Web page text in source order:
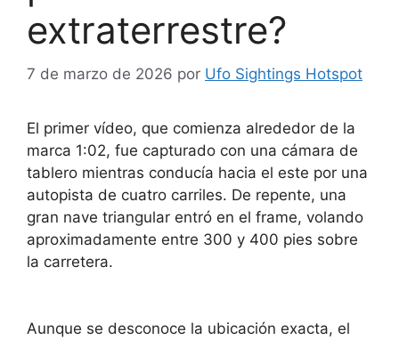
extraterrestre?
7 de marzo de 2026 por Ufo Sightings Hotspot
El primer vídeo, que comienza alrededor de la
marca 1:02, fue capturado con una cámara de
tablero mientras conducía hacia el este por una
autopista de cuatro carriles. De repente, una
gran nave triangular entró en el frame, volando
aproximadamente entre 300 y 400 pies sobre
la carretera.
Aunque se desconoce la ubicación exacta, el